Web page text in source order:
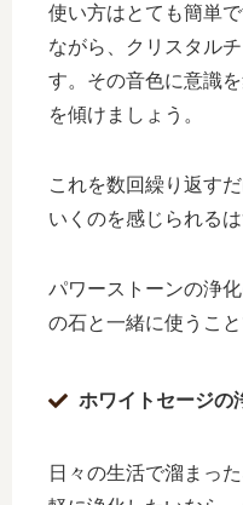
使い方はとても簡単
ながら、クリスタル
す。その音色に意識
を傾けましょう。
これを数回繰り返す
いくのを感じられるは
パワーストーンの浄
の石と一緒に使うこ
ホワイトセージの
日々の生活で溜まっ